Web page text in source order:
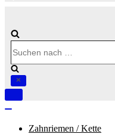
nach …
Navigation
Zahnriemen / Kette